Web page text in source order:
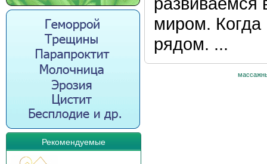
Рекомендуемые
миром.
рядом. ...